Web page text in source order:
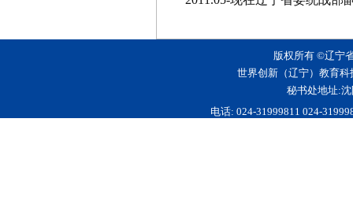
版权所有 ©辽宁
世界创新（辽宁）教育
秘书处地址:
电话: 024-31999811 024-